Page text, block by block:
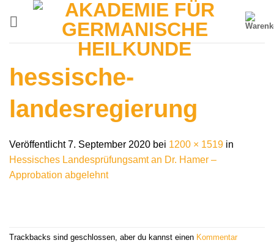
hessische-
landesregierung
Veröffentlicht7. September 2020 bei 1200 × 1519 in
Hessisches Landesprüfungsamt an Dr. Hamer –
Approbation abgelehnt
Trackbacks sind geschlossen, aber du kannst einen Kommentar